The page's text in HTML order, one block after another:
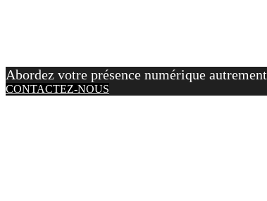
Abordez votre présence numérique autrement
CONTACTEZ-NOUS